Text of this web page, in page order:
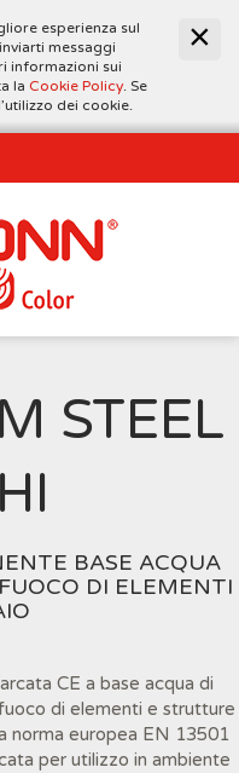
esperienza sul
messaggi
informazioni sui
la Cookie Policy. Se
dei cookie.
STEEL
BASE ACQUA
DI ELEMENTI
CE a base acqua di
di elementi e strutture
norma europea EN 13501
per utilizzo in ambiente